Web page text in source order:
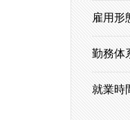
雇用形
勤務体
就業時